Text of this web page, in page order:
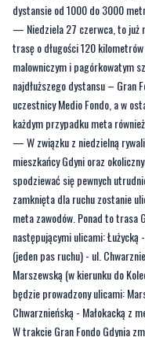
malowniczym i pagórkowatym
najdłuższego dystansu – Gran
uczestnicy Medio Fondo, a w
każdym przypadku meta
— W związku z niedzielną
mieszkańcy Gdyni oraz
spodziewać się pewnych
zamknięta dla ruchu zostanie
meta zawodów. Ponad to trasa
następującymi ulicami: Łużycką
(jeden pas ruchu) - ul.
Marszewską (w kierunku do
będzie prowadzony ulicami:
Chwarznieńską - Małokacką z
​W trakcie Gran Fondo Gdynia
Dokładnie informacje w tym
Więcej informacji o Gran Fondo